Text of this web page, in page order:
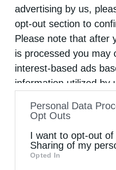
advertising by us,
opt-out section to
Please note that after
is processed you may
interest-based ads
information utilized by
to your opt-out. You
information by third
of downstream
Personal Data
Opt Outs
I want to opt-out of
Sharing of my
Opted In
Πανήγυρη Ιερού
Μεταμορφώσεως του